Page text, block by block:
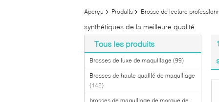
Aperçu Produits Brosse de lecture
synthétiques de la meilleure qualité
Tous les produits
Brosses de luxe de maquillage (99)
Brosses de haute qualité de maquillage
(142)
brosses de maquillage de marque de